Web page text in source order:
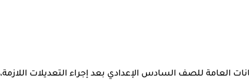
العامة للصف السادس الإعدادي بعد إجراء التعديلات اللازمة،